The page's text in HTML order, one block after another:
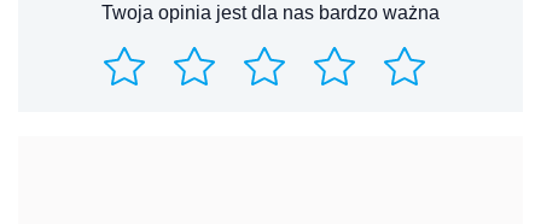
Twoja opinia jest dla nas bardzo ważna